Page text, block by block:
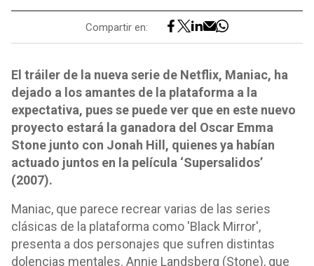
Compartir en:
El tráiler de la nueva serie de Netflix, Maniac, ha
dejado a los amantes de la plataforma a la
expectativa, pues se puede ver que en este nuevo
proyecto estará la ganadora del Oscar Emma
Stone junto con Jonah Hill, quienes ya habían
actuado juntos en la película ‘Supersalidos’
(2007).
Maniac, que parece recrear varias de las series
clásicas de la plataforma como 'Black Mirror',
presenta a dos personajes que sufren distintas
dolencias mentales. Annie Landsberg (Stone), que